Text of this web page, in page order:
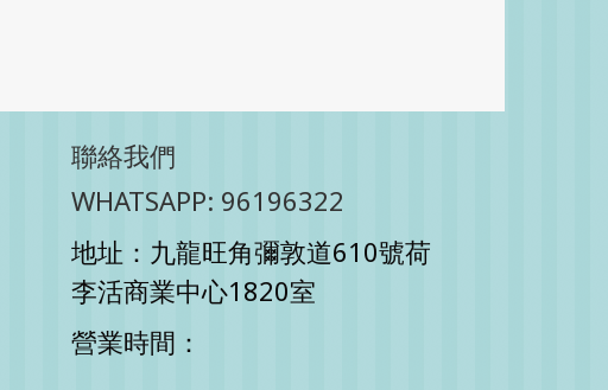
聯絡我們
WHATSAPP: 96196322
地址：九龍旺角彌敦道610號荷
李活商業中心1820室
營業時間：